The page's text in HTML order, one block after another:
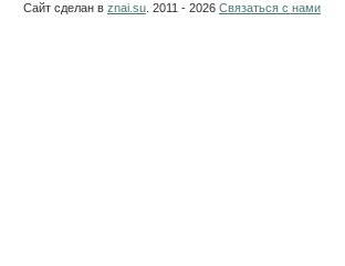
Сайт сделан в znai.su . 2011 - 2026 Связаться с нами